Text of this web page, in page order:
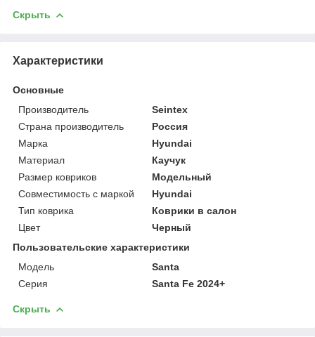
Скрыть
Характеристики
Основные
Производитель
Seintex
Страна производитель
Россия
Марка
Hyundai
Материал
Каучук
Размер ковриков
Модельный
Совместимость с маркой
Hyundai
Тип коврика
Коврики в салон
Цвет
Черный
Пользовательские характеристики
Модель
Santa
Серия
Santa Fe 2024+
Скрыть